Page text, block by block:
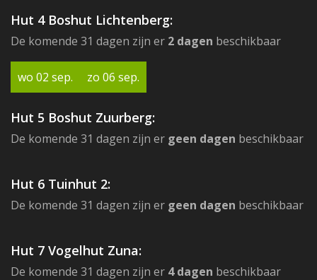
Hut 4 Boshut Lichtenberg:
De komende 31 dagen zijn er 2 dagen beschikbaar
wo 02 sep. zo 06 sep.
Hut 5 Boshut Zuurberg:
De komende 31 dagen zijn er geen dagen beschikbaar
Hut 6 Tuinhut 2:
De komende 31 dagen zijn er geen dagen beschikbaar
Hut 7 Vogelhut Zuna:
De komende 31 dagen zijn er 4 dagen beschikbaar